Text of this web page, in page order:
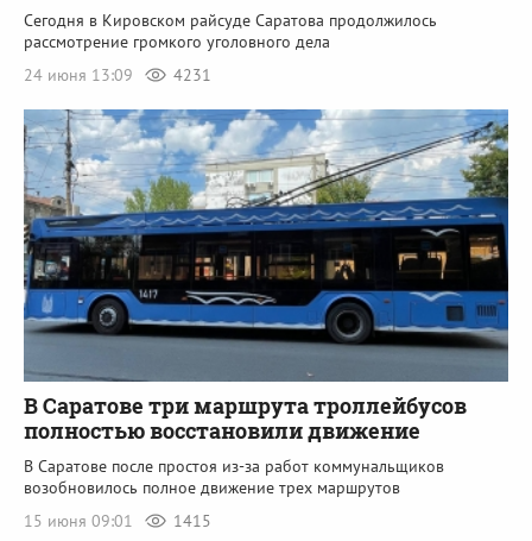
Сегодня в Кировском райсуде Саратова продолжилось
рассмотрение громкого уголовного дела
24 июня 13:09
4231
В Саратове три маршрута троллейбусов
полностью восстановили движение
В Саратове после простоя из-за работ коммунальщиков
возобновилось полное движение трех маршрутов
15 июня 09:01
1415